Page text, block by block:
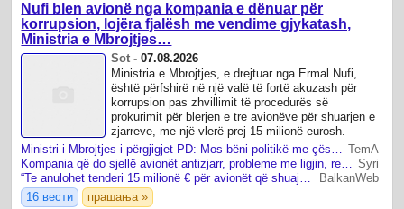
Nufi blen avionë nga kompania e dënuar për
korrupsion, lojëra fjalësh me vendime gjykatash,
Ministria e Mbrojtjes…
Sot -07.08.2026
Ministria e Mbrojtjes, e drejtuar nga Ermal Nufi,
është përfshirë në një valë të fortë akuzash për
korrupsion pas zhvillimit të procedurës së
prokurimit për blerjen e tre avionëve për shuarjen e
zjarreve, me një vlerë prej 15 milionë eurosh.
Ministri i Mbrojtjes i përgjigjet PD: Mos bëni politikë me çështje të sigurisë kombëtare TemA
Kompania që do sjellë avionët antizjarr, probleme me ligjin, reagon MM: Është në gjykim, s’ka akoma vendim... Syri
“Te anulohet tenderi 15 milionë € për avionët që shuajnë zjarret”, Vangjeli: Kompania fituese e përfshirë në skandale në Spanjë. SPAK të hetojë!
BalkanWeb
16 вести
прашања »